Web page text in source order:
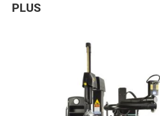
PLUS
средней